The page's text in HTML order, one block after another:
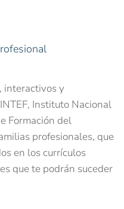
interactivos y
Instituto Nacional
Formación del
profesionales, que
en los currículos
que te podrán suceder